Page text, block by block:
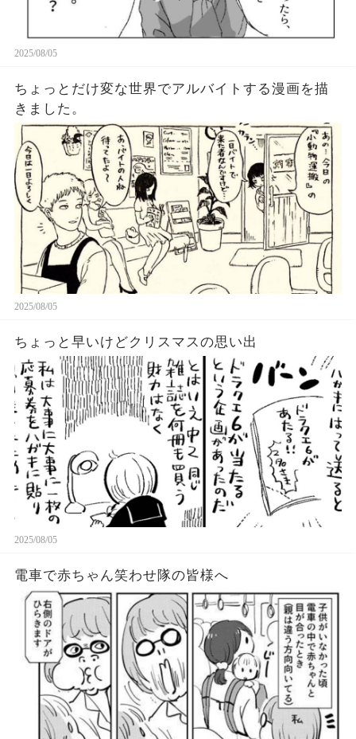
2025/08/05
ちょっとだけ変な世界でアルバイトする漫画を描
きました。
2025/08/05
ちょっと早いけどクリスマスの思い出
2025/08/05
電車で赤ちゃん笑わせ隊の皆様へ